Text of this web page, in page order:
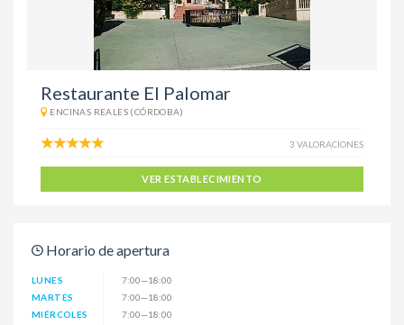
Restaurante El Palomar
ENCINAS REALES (CÓRDOBA)
3 VALORACIONES
VER ESTABLECIMIENTO
Horario de apertura
LUNES
7:00—18:00
MARTES
7:00—18:00
MIÉRCOLES
7:00—18:00